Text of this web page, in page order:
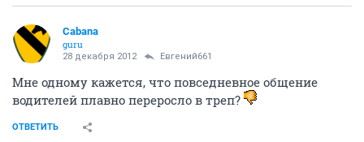
Cabana
guru
28 декабря 2012 Евгений661
Мне одному кажется, что повседневное общение
водителей плавно переросло в треп?
ОТВЕТИТЬ